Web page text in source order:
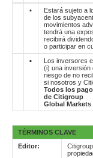
▪
Estará sujeto a
de los
movimientos
tendrá una
recibirá
o participar en
▪
Los inversores
(i) una inversión
riesgo de no
si nosotros y
Todos los
de Citigroup
Global
TÉRMINOS CLAVE
Editor: